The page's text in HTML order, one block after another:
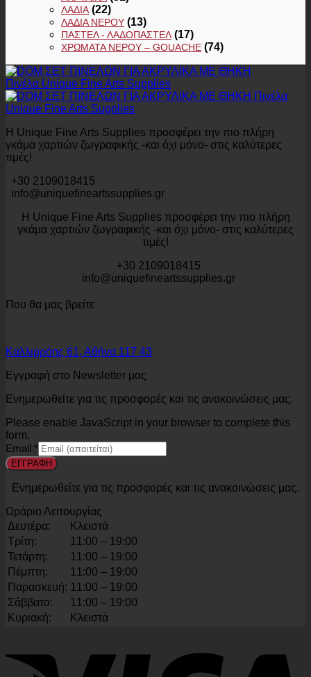
ΛΆΔΙΑ (22)
ΛΆΔΙΑ ΝΕΡΟΎ (13)
ΠΑΣΤΕΛ - ΛΑΔΟΠΑΣΤΕΛ (17)
ΧΡΏΜΑΤΑ ΝΕΡΟΎ – GOUACHE (74)
Η Unique Fine Arts Supplies προσφέρει την πιο πλήρη
γκάμα χαρτιών ζωγραφικής -και όχι μόνο- στις καλύτερες
τιμές!
+30 2109018415
info@uniquefineartssupplies.gr
Η Unique Fine Arts Supplies προσφέρει την πιο πλήρη
γκάμα χαρτιών ζωγραφικής -και όχι μόνο- στις καλύτερες
τιμές!
+30 2109018415
info@uniquefineartssupplies.gr
Που θα μας βρείτε
Καλλιρρόης 61, Αθήνα 117 43
Εγγραφή στο Newsletter μας
Ενημερωθείτε για τις προσφορές και τις ανακοινώσεις μας.
Please enable JavaScript in your browser to complete this
form.
Email *
ΕΓΓΡΑΦΗ
Ενημερωθείτε για τις προσφορές και τις ανακοινώσεις μας.
Ωράριο Λειτουργίας
Δευτέρα:
Κλειστά
Τρίτη:
11:00 – 19:00
Τετάρτη:
11:00 – 19:00
Πέμπτη:
11:00 – 19:00
Παρασκευή: 11:00 – 19:00
Σάββατο:
11:00 – 19:00
Κυριακή:
Κλειστά